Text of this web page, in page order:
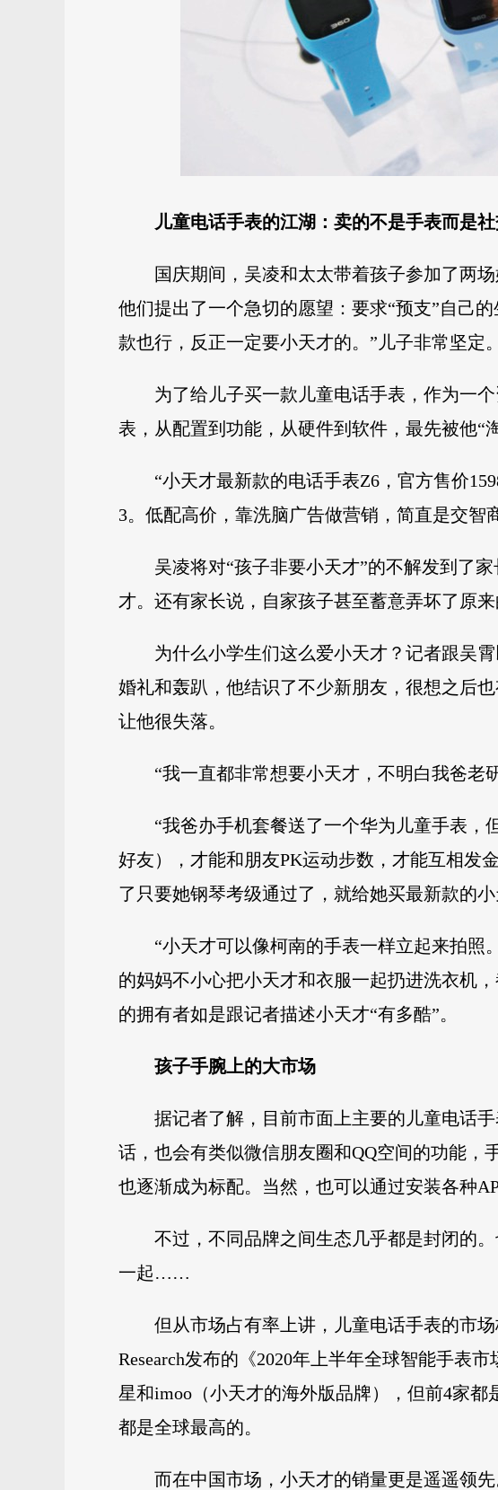
儿童电话手表的江湖：卖的不是手表而是社
国庆期间，吴凌和太太带着孩子参加了两
他们提出了一个急切的愿望：要求“预支”自己
款也行，反正一定要小天才的。”儿子非常坚定。
为了给儿子买一款儿童电话手表，作为一
表，从配置到功能，从硬件到软件，最先被他“
“小天才最新款的电话手表Z6，官方售价
3。低配高价，靠洗脑广告做营销，简直是交智
吴凌将对“孩子非要小天才”的不解发到了
才。还有家长说，自家孩子甚至蓄意弄坏了原来
为什么小学生们这么爱小天才？记者跟吴
婚礼和轰趴，他结识了不少新朋友，很想之后
让他很失落。
“我一直都非常想要小天才，不明白我爸老
“我爸办手机套餐送了一个华为儿童手表，
好友），才能和朋友PK运动步数，才能互相发
了只要她钢琴考级通过了，就给她买最新款的小
“小天才可以像柯南的手表一样立起来拍照
的妈妈不小心把小天才和衣服一起扔进洗衣机
的拥有者如是跟记者描述小天才“有多酷”。
孩子手腕上的大市场
据记者了解，目前市面上主要的儿童电话
话，也会有类似微信朋友圈和QQ空间的功能
也逐渐成为标配。当然，也可以通过安装各种
不过，不同品牌之间生态几乎都是封闭的
一起……
但从市场占有率上讲，儿童电话手表的市
Research发布的《2020年上半年全球智能手表
星和imoo（小天才的海外版品牌），但前4家
都是全球最高的。
而在中国市场，小天才的销量更是遥遥领